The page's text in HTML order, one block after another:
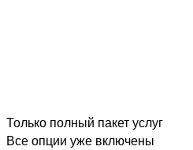
Только полный пакет услуг
Все опции уже включены